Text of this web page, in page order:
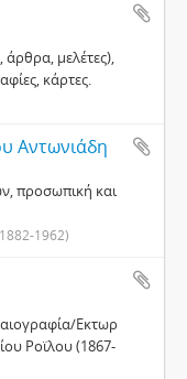
μελέτες),
κάρτες.
Αντωνιάδη
προσωπική και
1962)
Εκτωρ
Ροϊλου (1867-